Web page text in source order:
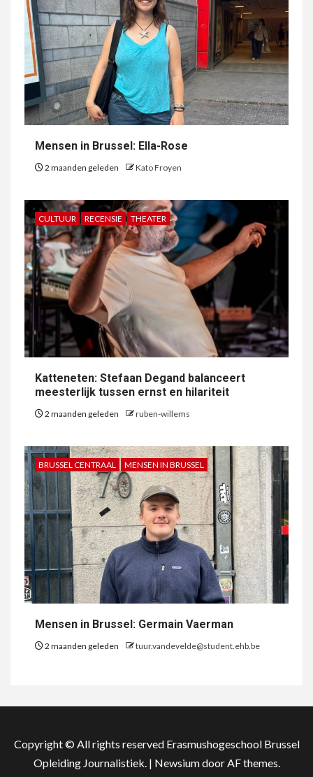
Mensen in Brussel: Ella-Rose
2 maanden geleden Kato Froyen
CULTUUR RECENSIE THEATER
Katteneten: Stefaan Degand balanceert
meesterlijk tussen ernst en hilariteit
2 maanden geleden ruben-willems
BRUSSEL CENTRAAL MENSEN IN BRUSSEL
Mensen in Brussel: Germain Vaerman
2 maanden geleden tuur.vandevelde@student.ehb.be
Copyright © All rights reserved Erasmushogeschool Brussel
Opleiding Journalistiek. | Newsiumdoor AF themes.